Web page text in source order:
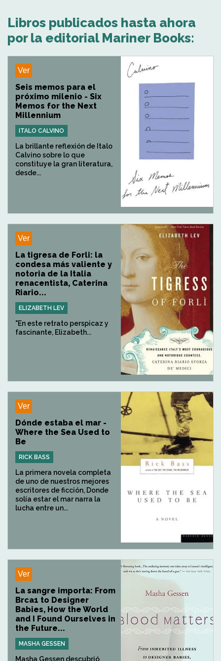
Libros publicados hasta ahora
por la editorial Mariner Books:
Ver
Seis memos para el
próximo milenio - Six
Memos for the Next
Millennium
ITALO CALVINO
La brillante reflexión de Italo
Calvino sobre lo que
constituye la gran literatura,
desde...
Ver
La tigresa de Forli: la
condesa más valiente y
notoria de la Italia
renacentista, Caterina
Riario...
ELIZABETH LEV
"En este retrato perspicaz y
fascinante, Elizabeth...
Ver
Dónde estaba el mar -
Where the Sea Used to
Be
RICK BASS
La primera novela completa
de uno de nuestros mejores
escritores de ficción, Donde
solía estar el mar narra la
lucha entre un...
Ver
La sangre importa: From
Brca1 to Designer
Babies, How the World
and I Found Ourselves in
the Future...
MASHA GESSEN
Masha Gessen descubrió